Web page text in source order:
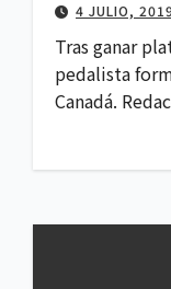
4 JULIO,
Tras ganar
pedalista
Canadá.